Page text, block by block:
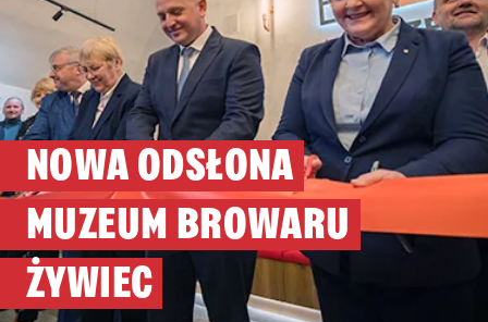
NOWA ODSŁONA
MUZEUM BROWARU
ŻYWIEC